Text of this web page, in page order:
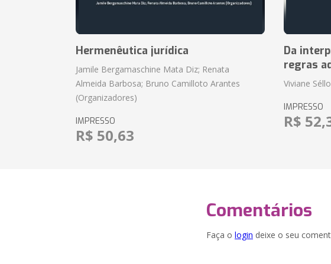
Hermenêutica jurídica
Jamile Bergamaschine Mata Diz; Renata
Almeida Barbosa; Bruno Camilloto Arantes
(Organizadores)
IMPRESSO
R$ 50,63
Da
regras
Viviane
IMPRESSO
R$
Comentários
Faça o login deixe o seu